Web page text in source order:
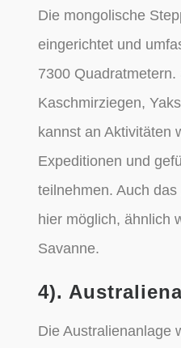
Die mongolische
eingerichtet und
7300
Kaschmirziegen,
kannst an Aktivitäten
Expeditionen und
teilnehmen. Auch das
hier möglich, ähnlich
Savanne.
4).
Die Australienanlage